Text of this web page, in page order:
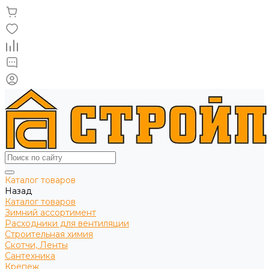
Каталог товаров
Назад
Каталог товаров
Зимний ассортимент
Расходники для вентиляции
Строительная химия
Скотчи, Ленты
Сантехника
Крепеж